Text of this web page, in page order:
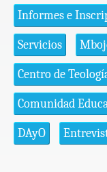
Informes e
Servicios
Centro de
Comunidad
DAyO